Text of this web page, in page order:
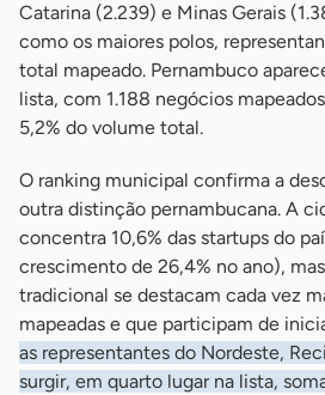
Catarina (2.239) e Minas Gerais
como os maiores polos,
total mapeado. Pernambuco
lista, com 1.188 negócios
5,2% do volume total.
O ranking municipal confirma a
outra distinção pernambucana. A
concentra 10,6% das startups do
crescimento de 26,4% no ano),
tradicional se destacam cada vez
mapeadas e que participam de
as representantes do Nordeste,
surgir, em quarto lugar na lista,